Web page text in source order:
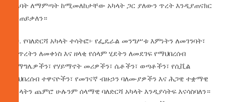
እልባት ለማምጣት ከሚመለከታቸው አካላት ጋር ያለውን ጥረት እንዲያጠናክር
እንጠይቃለን።
10. የባለድርሻ አካላት ተሳትፎ፦ የፌዴራል መንግሥቱ እምነትን ለመገንባት፣
ውጥረትን ለመቀነስ እና ዘላቂ የሰላም ሂደትን ለመደገፍ የማህበረሰብ
ሽማግሌዎችን፣ የሃይማኖት መሪዎችን፣ ሴቶችን፣ ወጣቶችን፣ የሲቪል
ማህበረሰብ ተዋናዮችን፣ የመገናኛ ብዙኃን ባለሙያዎችን እና ሕጋዊ ተቋማዊ
አካላትን ጨምሮ ሁሉንም ሰላማዊ ባለድርሻ አካላት እንዲያሳትፍ እናሳስባለን።